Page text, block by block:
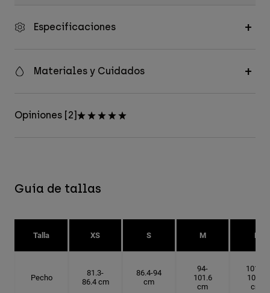
Especificaciones
Materiales y Cuidados
Opiniones [2]
Guía de tallas
Talla XS S M L
Pecho
81.3-
86.4 cm
86.4-94
cm
94-
101.6
cm
101.6-
109.2
cm